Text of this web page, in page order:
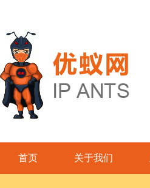
首页 关于我们